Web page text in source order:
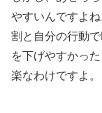
やすいんですよね
割と自分の行動
を下げやすかっ
楽なわけですよ。